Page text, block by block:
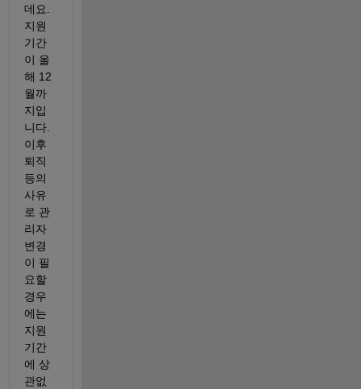
데요.
지원
기간
이 올
해 12
월까
지입
니다.
이후
퇴직
등의
사유
로 관
리자
변경
이 필
요할
경우
에는
지원
기간
에 상
관없